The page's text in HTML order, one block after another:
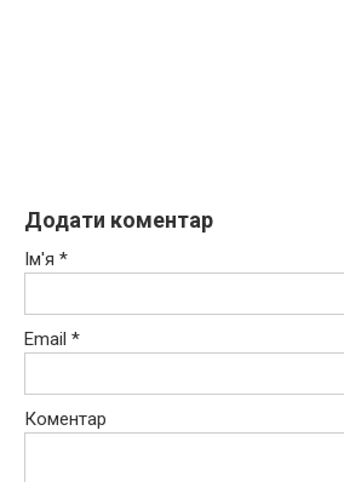
Додати коментар
Ім'я *
Email *
Коментар